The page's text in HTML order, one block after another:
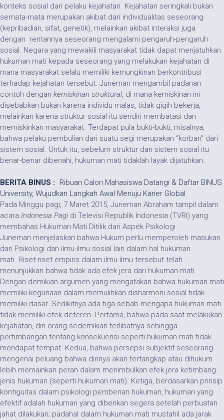
konteks sosial dari pelaku kejahatan. Kejahatan seringkali bukan
semata-mata merupakan akibat dari individualitas seseorang
(kepribadian, sifat, genetik), melainkan akibat interaksi juga
dengan rentannya seseorang mengalami pengaruh-pengaruh
sosial. Negara yang mewakili masyarakat tidak dapat menjatuhkan
hukuman mati kepada seseorang yang melakukan kejahatan di
mana masyarakat selalu memiliki kemungkinan berkontribusi
terhadap kejahatan tersebut. Juneman mengambil padanan
contoh dengan kemiskinan struktural, di mana kemiskinan ini
disebabkan bukan karena individu malas, tidak gigih bekerja,
melainkan karena struktur sosial itu sendiri membatasi dan
memiskinkan masyarakat. Terdapat pula bukti-bukti, misalnya,
bahwa pelaku pembulian dari suatu segi merupakan “korban” dari
sistem sosial. Untuk itu, sebelum struktur dan sistem sosial itu
benar-benar dibenahi, hukuman mati tidaklah layak dijatuhkan.
BERITA BINUS :
Ribuan Calon Mahasiswa Datangi & Daftar BINUS
University, Wujudkan Langkah Awal Menuju Karier Global
Pada Minggu pagi, 7 Maret 2015, Juneman Abraham tampil dalam
acara Indonesia Pagi di Televisi Republik Indonesia (TVRI) yang
membahas Hukuman Mati Ditilik dari Aspek Psikologi.
Juneman menjelaskan bahwa Hukum perlu memperoleh masukan
dari Psikologi dan ilmu-ilmu sosial lain dalam hal hukuman
mati. Riset-riset empiris dalam ilmu-ilmu tersebut telah
menunjukkan bahwa tidak ada efek jera dari hukuman mati.
Dengan demikian argumen yang mengatakan bahwa hukuman mati
memiliki kegunaan dalam memulihkan disharmoni sosial tidak
memiliki dasar. Sedikitnya ada tiga sebab mengapa hukuman mati
tidak memiliki efek deteren. Pertama, bahwa pada saat melakukan
kejahatan, diri orang sedemikian terlibatnya sehingga
pertimbangan tentang konsekuensi seperti hukuman mati tidak
mendapat tempat. Kedua, bahwa persepsi subjektif seseorang
mengenai peluang bahwa dirinya akan tertangkap atau dihukum
lebih memainkan peran dalam menimbulkan efek jera ketimbang
jenis hukuman (seperti hukuman mati). Ketiga, berdasarkan prinsip
kontiguitas dalam psikologi pemberian hukuman, hukuman yang
efektif adalah hukuman yang diberikan segera setelah perbuatan
jahat dilakukan; padahal dalam hukuman mati mustahil ada jarak